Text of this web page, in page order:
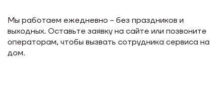
Мы работаем ежедневно - без праздников и
выходных. Оставьте заявку на сайте или позвоните
операторам, чтобы вызвать сотрудника сервиса на
дом.